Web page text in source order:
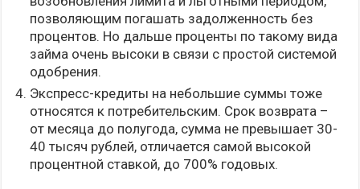
позволяющим погашать задолженность без
процентов. Но дальше проценты по такому вида
займа очень высоки в связи с простой системой
одобрения.
Экспресс-кредиты на небольшие суммы тоже
относятся к потребительским. Срок возврата –
от месяца до полугода, сумма не превышает 30-
40 тысяч рублей, отличается самой высокой
процентной ставкой, до 700% годовых.